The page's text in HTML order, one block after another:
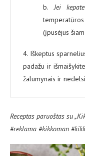
b.Jei
(įpusėjus
4. Iškeptus
padažu ir
žalumynais ir
Receptas paruoštas su
#reklama #kikkoman